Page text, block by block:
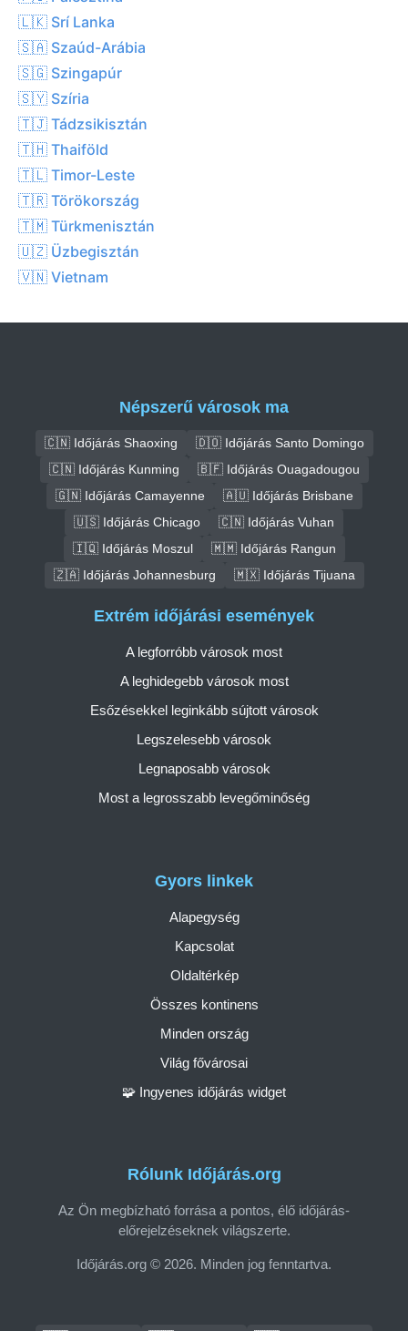
🇱🇰 Srí Lanka
🇸🇦 Szaúd-Arábia
🇸🇬 Szingapúr
🇸🇾 Szíria
🇹🇯 Tádzsikisztán
🇹🇭 Thaiföld
🇹🇱 Timor-Leste
🇹🇷 Törökország
🇹🇲 Türkmenisztán
🇺🇿 Üzbegisztán
🇻🇳 Vietnam
Népszerű városok ma
🇨🇳 Időjárás Shaoxing
🇩🇴 Időjárás Santo Domingo
🇨🇳 Időjárás Kunming
🇧🇫 Időjárás Ouagadougou
🇬🇳 Időjárás Camayenne
🇦🇺 Időjárás Brisbane
🇺🇸 Időjárás Chicago
🇨🇳 Időjárás Vuhan
🇮🇶 Időjárás Moszul
🇲🇲 Időjárás Rangun
🇿🇦 Időjárás Johannesburg
🇲🇽 Időjárás Tijuana
Rólunk Időjárás.org
Az Ön megbízható forrása a pontos, élő időjárás-
előrejelzéseknek világszerte.
Időjárás.org © 2026. Minden jog fenntartva.
Gyors linkek
Alapegység
Kapcsolat
Oldaltérkép
Összes kontinens
Minden ország
Világ fővárosai
🧩 Ingyenes időjárás widget
Extrém időjárási események
A legforróbb városok most
A leghidegebb városok most
Esőzésekkel leginkább sújtott városok
Legszelesebb városok
Legnaposabb városok
Most a legrosszabb levegőminőség